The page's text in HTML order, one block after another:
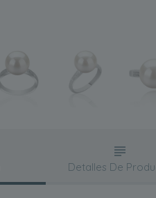
Detalles De